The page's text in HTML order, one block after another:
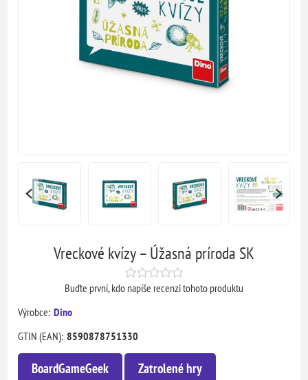
Vreckové kvízy – Úžasná príroda SK
Buďte první, kdo napíše recenzi tohoto produktu
Výrobce: Dino
GTIN (EAN): 8590878751330
BoardGameGeek Zatrolené hry